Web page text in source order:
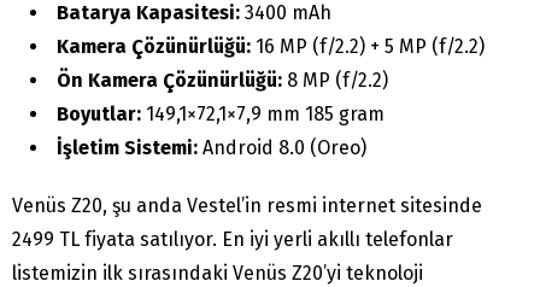
Batarya Kapasitesi: 3400 mAh
Kamera Çözünürlüğü: 16 MP (f/2.2) + 5 MP (f/2.2)
Ön Kamera Çözünürlüğü: 8 MP (f/2.2)
Boyutlar: 149,1×72,1×7,9 mm 185 gram
İşletim Sistemi: Android 8.0 (Oreo)
Venüs Z20, şu anda Vestel’in resmi internet sitesinde
2499 TL fiyata satılıyor. En iyi yerli akıllı telefonlar
listemizin ilk sırasındaki Venüs Z20’yi teknoloji